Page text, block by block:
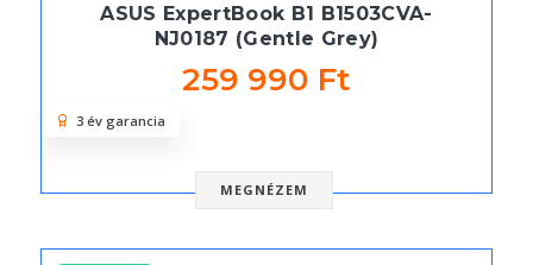
ASUS ExpertBook B1 B1503CVA-
NJ0187 (Gentle Grey)
259 990 Ft
MEGNÉZEM
3 év garancia